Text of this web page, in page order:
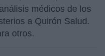
médicos de los
a Quirón Salud.
otros.